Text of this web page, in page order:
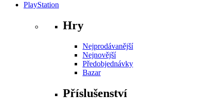
PlayStation
Hry
Nejprodávanější
Nejnovější
Předobjednávky
Bazar
Příslušenství